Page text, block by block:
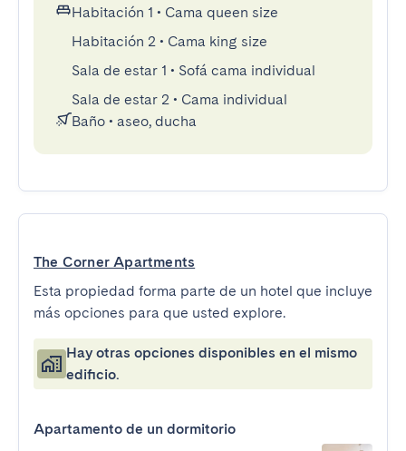
Habitación 1 • Cama queen size
Habitación 2 • Cama king size
Sala de estar 1 • Sofá cama individual
Sala de estar 2 • Cama individual
Baño • aseo, ducha
The Corner Apartments
Esta propiedad forma parte de un hotel que incluye
más opciones para que usted explore.
Hay otras opciones disponibles en el mismo
edificio.
Apartamento de un dormitorio